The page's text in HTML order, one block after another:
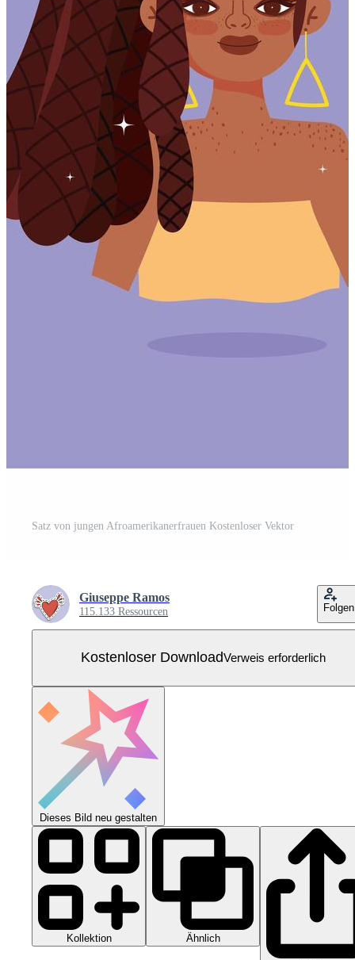
Satz von jungen Afroamerikanerfrauen Kostenloser Vektor
Giuseppe Ramos
115.133 Ressourcen Folgen
Kostenloser DownloadVerweis erforderlich
Dieses Bild neu gestalten
Kollektion Ähnlich